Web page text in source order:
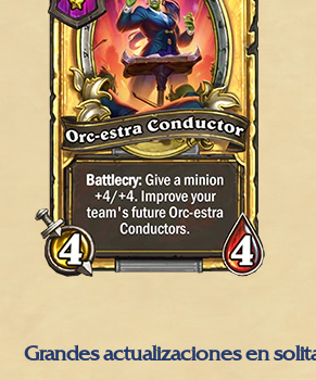
Grandes actualizaciones en